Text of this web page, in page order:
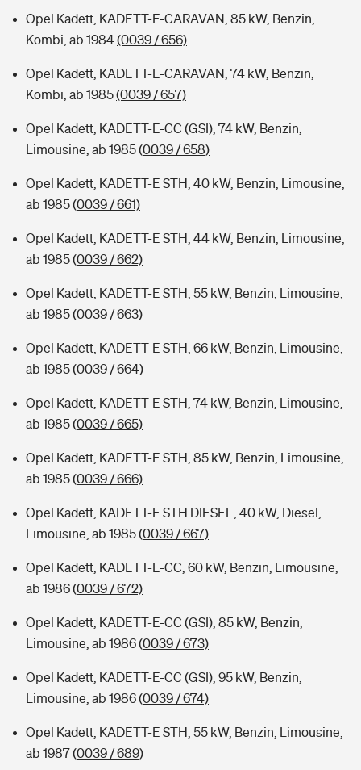
Opel Kadett, KADETT-E-CARAVAN, 85 kW, Benzin,
Kombi, ab 1984(0039 / 656)
Opel Kadett, KADETT-E-CARAVAN, 74 kW, Benzin,
Kombi, ab 1985(0039 / 657)
Opel Kadett, KADETT-E-CC (GSI), 74 kW, Benzin,
Limousine, ab 1985(0039 / 658)
Opel Kadett, KADETT-E STH, 40 kW, Benzin, Limousine,
ab 1985(0039 / 661)
Opel Kadett, KADETT-E STH, 44 kW, Benzin, Limousine,
ab 1985(0039 / 662)
Opel Kadett, KADETT-E STH, 55 kW, Benzin, Limousine,
ab 1985(0039 / 663)
Opel Kadett, KADETT-E STH, 66 kW, Benzin, Limousine,
ab 1985(0039 / 664)
Opel Kadett, KADETT-E STH, 74 kW, Benzin, Limousine,
ab 1985(0039 / 665)
Opel Kadett, KADETT-E STH, 85 kW, Benzin, Limousine,
ab 1985(0039 / 666)
Opel Kadett, KADETT-E STH DIESEL, 40 kW, Diesel,
Limousine, ab 1985(0039 / 667)
Opel Kadett, KADETT-E-CC, 60 kW, Benzin, Limousine,
ab 1986(0039 / 672)
Opel Kadett, KADETT-E-CC (GSI), 85 kW, Benzin,
Limousine, ab 1986(0039 / 673)
Opel Kadett, KADETT-E-CC (GSI), 95 kW, Benzin,
Limousine, ab 1986(0039 / 674)
Opel Kadett, KADETT-E STH, 55 kW, Benzin, Limousine,
ab 1987(0039 / 689)